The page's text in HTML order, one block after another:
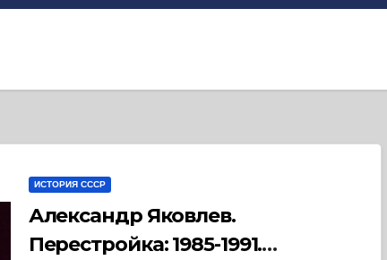
ИСТОРИЯ СССР
Александр Яковлев.
Перестройка: 1985-1991.